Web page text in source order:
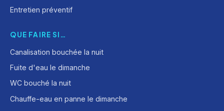
Entretien préventif
QUE FAIRE SI…
Canalisation bouchée la nuit
Fuite d'eau le dimanche
WC bouché la nuit
Chauffe-eau en panne le dimanche